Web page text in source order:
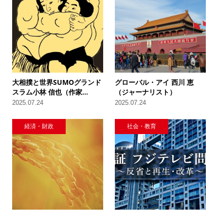
大相撲と世界SUMOグランド
スラム小林 信也（作家...
2025.07.24
グローバル・アイ 西川 恵
（ジャーナリスト）
2025.07.24
経済・財政 社会・教育